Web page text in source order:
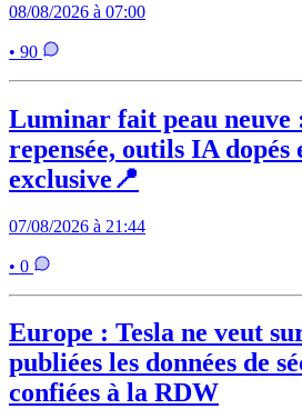
08/08/2026 à 07:00
• 90
Luminar fait peau neuve
repensée, outils IA dopés
exclusive📍
07/08/2026 à 21:44
• 0
Europe : Tesla ne veut
publiées les données de
confiées à la RDW